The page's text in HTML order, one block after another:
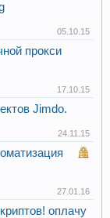
05.10.15
прокси
17.10.15
Jimdo.
24.11.15
27.01.16
оплачу